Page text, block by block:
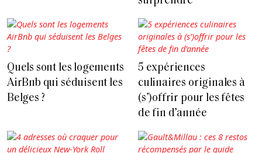
Quels sont les logements
AirBnb qui séduisent les
Belges ?
5 expériences
culinaires originales à
(s’)offrir pour les fêtes
de fin d’année